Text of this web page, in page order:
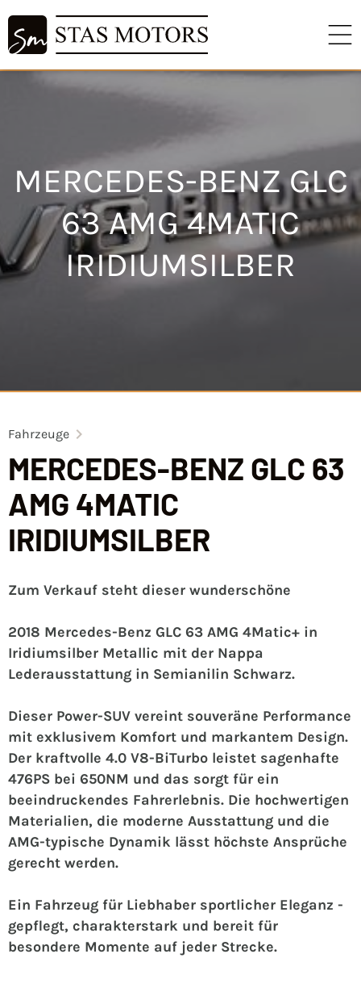
MERCEDES-BENZ GLC
63 AMG 4MATIC
IRIDIUMSILBER
Fahrzeuge
MERCEDES-BENZ GLC 63
AMG 4MATIC
IRIDIUMSILBER
Zum Verkauf steht dieser wunderschöne
2018 Mercedes-Benz GLC 63 AMG 4Matic+ in
Iridiumsilber Metallic mit der Nappa
Lederausstattung in Semianilin Schwarz.
Dieser Power-SUV vereint souveräne Performance
mit exklusivem Komfort und markantem Design.
Der kraftvolle 4.0 V8-BiTurbo leistet sagenhafte
476PS bei 650NM und das sorgt für ein
beeindruckendes Fahrerlebnis. Die hochwertigen
Materialien, die moderne Ausstattung und die
AMG-typische Dynamik lässt höchste Ansprüche
gerecht werden.
Ein Fahrzeug für Liebhaber sportlicher Eleganz -
gepflegt, charakterstark und bereit für
besondere Momente auf jeder Strecke.